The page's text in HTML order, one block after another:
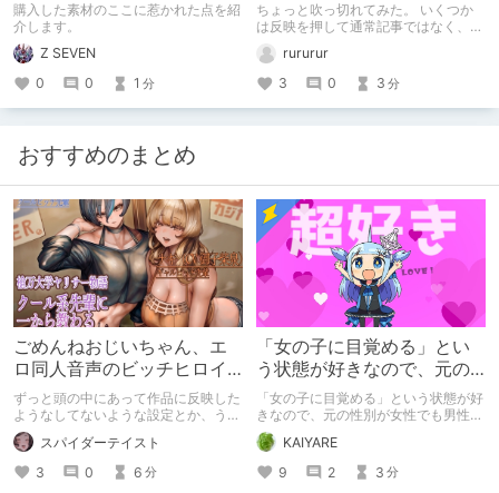
購入した素材のここに惹かれた点を紹
介します。
Z SEVEN
0
0 1 分
ちょっと吹っ切れてみた。 いくつか
は反映を押して通常記事ではなく、ク
なと。rururur
3
0 3 分
おすすめのまとめ
ごめんねおじいちゃん、エ
ロ同人音声のビッチヒロイ
ンに名前使って～過去作品
コンセプトを思い出そう～
ずっと頭の中にあって作品に反映した
ようなしてないような設定とか、うち
のヒロイン達の名づけの法則とかを頭
の中の映●研の金●さんに「そこにあ
っちゃいけねえんだよ」といわれたの
でとりあえず垂れ流します。
スパイダーテイスト
3
0 6 分
「女の子に目覚める」とい
う状態が好きなので、元の
性別が女性でも男性でも問
題ない話
「女の子に目覚める」という状態が好
きなので、元の性別が女性でも男性で
も問題ない話
KAIYARE
9
2 3 分